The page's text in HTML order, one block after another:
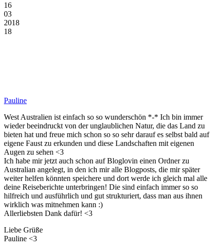
16
03
2018
18
Pauline
West Australien ist einfach so so wunderschön *-* Ich bin immer
wieder beeindruckt von der unglaublichen Natur, die das Land zu
bieten hat und freue mich schon so so sehr darauf es selbst bald auf
eigene Faust zu erkunden und diese Landschaften mit eigenen
Augen zu sehen <3
Ich habe mir jetzt auch schon auf Bloglovin einen Ordner zu
Australian angelegt, in den ich mir alle Blogposts, die mir später
weiter helfen könnten speichere und dort werde ich gleich mal alle
deine Reiseberichte unterbringen! Die sind einfach immer so so
hilfreich und ausführlich und gut strukturiert, dass man aus ihnen
wirklich was mitnehmen kann :)
Allerliebsten Dank dafür! <3
Liebe Grüße
Pauline <3